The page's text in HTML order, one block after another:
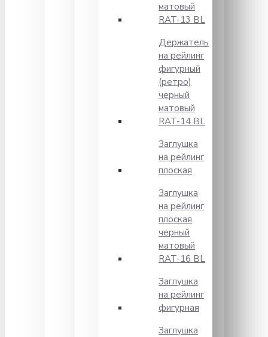
матовый
RAT-13 BL
Держатель
на рейлинг
фигурный
(ретро)
черный
матовый
RAT-14 BL
Заглушка
на рейлинг
плоская
Заглушка
на рейлинг
плоская
черный
матовый
RAT-16 BL
Заглушка
на рейлинг
фигурная
Заглушка